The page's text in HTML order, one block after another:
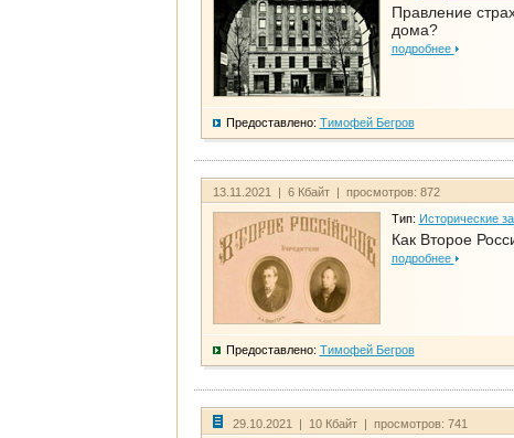
Правление
дома?
подробнее
Предоставлено: Тимофей Бегров
13.11.2021 | 6 Кбайт | просмотров: 872
Тип: Исторические
Как Второе
подробнее
Предоставлено: Тимофей Бегров
29.10.2021 | 10 Кбайт | просмотров: 741